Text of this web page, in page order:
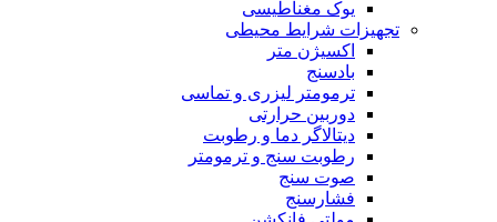
یوک مغناطیسی
تجهیزات شرایط محیطی
اکسیژن متر
بادسنج
ترمومتر لیزری و تماسی
دوربین حرارتی
دیتالاگر دما و رطوبت
رطوبت سنج و ترمومتر
صوت سنج
فشارسنج